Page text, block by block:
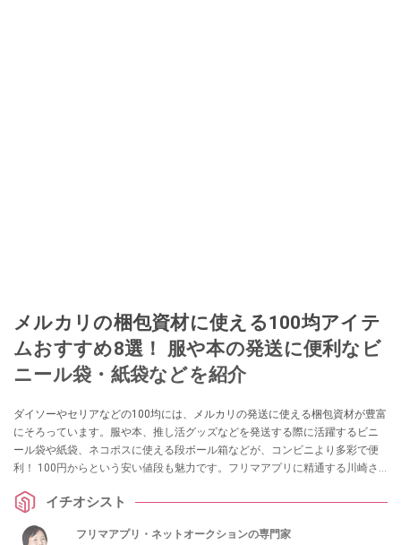
メルカリの梱包資材に使える100均アイテ
ムおすすめ8選！ 服や本の発送に便利なビ
ニール袋・紙袋などを紹介
ダイソーやセリアなどの100均には、メルカリの発送に使える梱包資材が豊富
にそろっています。服や本、推し活グッズなどを発送する際に活躍するビニ
ール袋や紙袋、ネコポスに使える段ボール箱などが、コンビニより多彩で便
利！ 100円からという安い値段も魅力です。フリマアプリに精通する川崎さ
のおすすめ梱包資材ご紹介。「ひどい梱包に出会った」という口コミ・エピ
イチオシスト
フリマアプリ・ネットオークションの専門家